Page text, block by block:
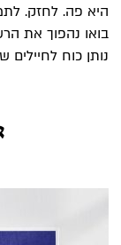
היא פה. לחזק.
בואו נהפוך את
נותן כוח